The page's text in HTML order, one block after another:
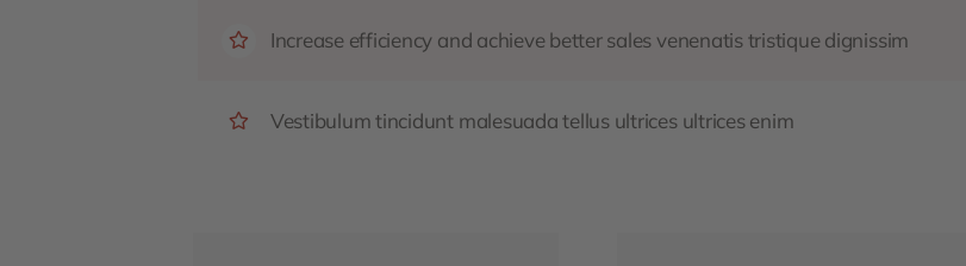
Increase efficiency and achieve better sales venenatis tristique dignissim
Vestibulum tincidunt malesuada tellus ultrices ultrices enim